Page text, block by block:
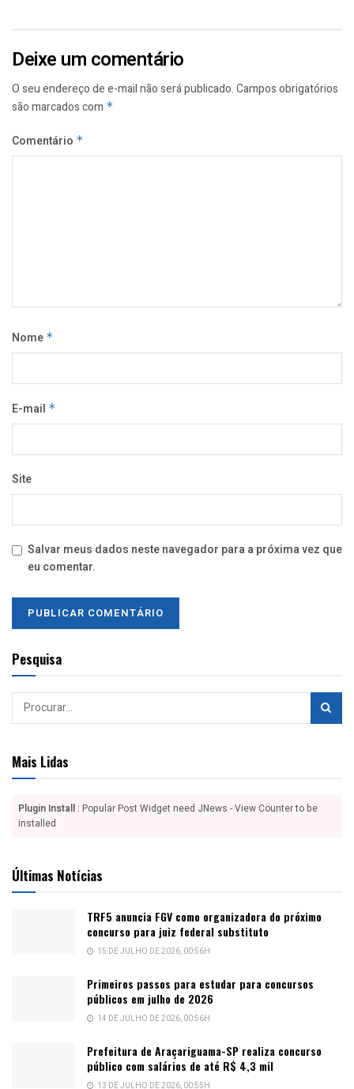
Deixe um comentário
O seu endereço de e-mail não será publicado.Campos obrigatórios
são marcados com *
Comentário *
Nome *
E-mail *
Site
Salvar meus dados neste navegador para a próxima vez que
eu comentar.
Pesquisa
Mais Lidas
Plugin Install : Popular Post Widget need JNews - View Counter to be
installed
Últimas Notícias
TRF5 anuncia FGV como organizadora do próximo
concurso para juiz federal substituto
15 DE JULHO DE 2026, 00:56H
Primeiros passos para estudar para concursos
públicos em julho de 2026
14 DE JULHO DE 2026, 00:56H
Prefeitura de Araçariguama-SP realiza concurso
público com salários de até R$ 4,3 mil
13 DE JULHO DE 2026, 00:55H